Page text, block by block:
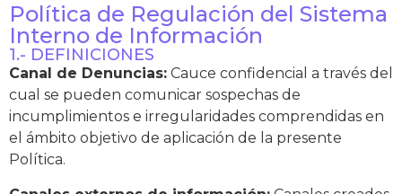
Política de Regulación del Sistema
Interno de Información
1.- DEFINICIONES
Canal de Denuncias: Cauce confidencial a través del
cual se pueden comunicar sospechas de
incumplimientos e irregularidades comprendidas en
el ámbito objetivo de aplicación de la presente
Política.